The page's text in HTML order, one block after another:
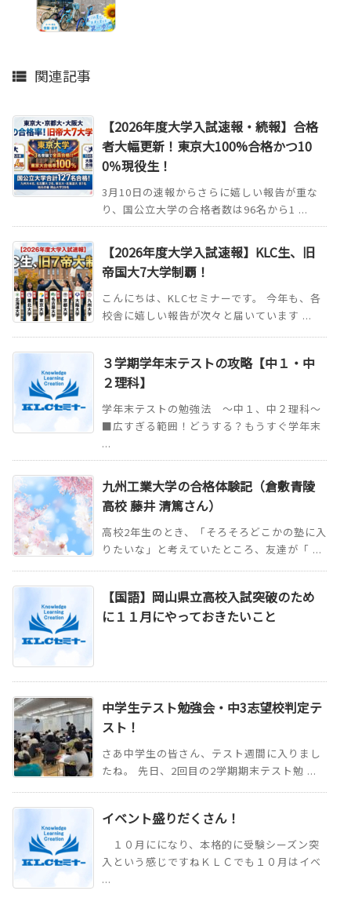
 関連記事
【2026年度大学入試速報・続報】合格
者大幅更新！東京大100%合格かつ10
0％現役生！
3月10日の速報からさらに嬉しい報告が重な
り、国公立大学の合格者数は96名から1 ...
【2026年度大学入試速報】KLC生、旧
帝国大7大学制覇！
こんにちは、KLCセミナーです。 今年も、各
校舎に嬉しい報告が次々と届いています ...
３学期学年末テストの攻略【中１・中
２理科】
学年末テストの勉強法 ～中１、中２理科～
■広すぎる範囲！どうする？もうすぐ学年末
...
九州工業大学の合格体験記（倉敷青陵
高校 藤井 清篤さん）
高校2年生のとき、「そろそろどこかの塾に入
りたいな」と考えていたところ、友達が「 ...
【国語】岡山県立高校入試突破のため
に１１月にやっておきたいこと
中学生テスト勉強会・中3志望校判定テ
スト！
さあ中学生の皆さん、テスト週間に入りまし
たね。 先日、2回目の2学期期末テスト勉 ...
イベント盛りだくさん！
１０月にになり、本格的に受験シーズン突
入という感じですねＫＬＣでも１０月はイベ
...